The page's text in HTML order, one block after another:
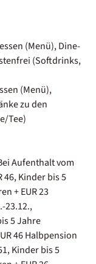
(Menü), Dine-
(Softdrinks,
(Menü),
zu den
Tee)
Aufenthalt vom
46, Kinder bis 5
+ EUR 23
23.12.,
5 Jahre
46 Halbpension
Kinder bis 5